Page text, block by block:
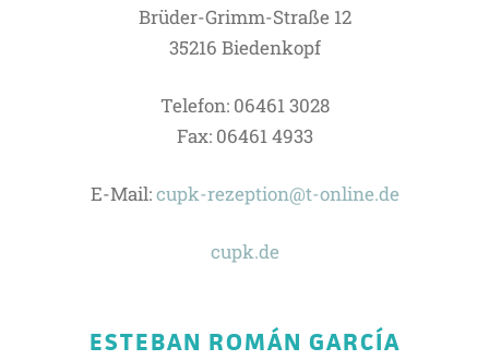
Brüder-Grimm-Straße 12
35216 Biedenkopf
Telefon: 06461 3028
Fax: 06461 4933
E-Mail:cupk-rezeption@t-online.de
cupk.de
ESTEBAN ROMÁN GARCÍA